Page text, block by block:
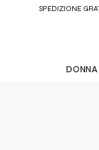
SPEDIZIONE
DONNA